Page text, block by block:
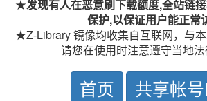
★发现有人在恶意刷下载额度,全站链
保护,以保证用户能正常
★Z-Library 镜像均收集自互联网，与本
请您在使用时注意遵守当地法
首页 共享帐